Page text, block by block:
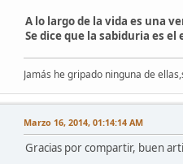
A lo largo de la vida es una
Se dice que la sabiduria es
Jamás he gripado ninguna de
Marzo 16, 2014, 01:14:14 AM
Gracias por compartir, buen